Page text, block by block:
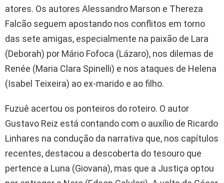
atores. Os autores Alessandro Marson e Thereza
Falcão seguem apostando nos conflitos em torno
das sete amigas, especialmente na paixão de Lara
(Deborah) por Mário Fofoca (Lázaro), nos dilemas de
Renée (Maria Clara Spinelli) e nos ataques de Helena
(Isabel Teixeira) ao ex-marido e ao filho.
Fuzuê acertou os ponteiros do roteiro. O autor
Gustavo Reiz está contando com o auxílio de Ricardo
Linhares na condução da narrativa que, nos capítulos
recentes, destacou a descoberta do tesouro que
pertence a Luna (Giovana), mas que a Justiça optou